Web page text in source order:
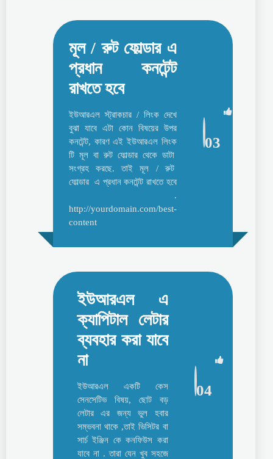
মূল / রুট ফোল্ডার এ
প্রধান কনটেন্ট
রাখতে হবে
ইউআরএল স্ট্রাকচার / লিংক দেখে
বুঝা যাবে এটা কোন বিষয়ের উপর
কনটেন্ট, কারণ এই ইউআরএল লিংক
টি মূল বা রুট ফোল্ডার থেকে ডাটা
সংগ্রহ করছে. তাই মূল / রুট
ফোল্ডার এ প্রধান কনটেন্ট রাখতে হবে
.
http://yourdomain.com/best-
content
03
ইউআরএল এ
ক্যাপিটাল লেটার
ব্যবহার করা যাবে
না
ইউআরএল একটি কেস
সেনসেটিভ বিষয়, ছোট বড়
লেটার এর জন্য ভুল হবার
সম্ভবনা থাকে ,তাই ভিসিটর বা
সার্চ ইঞ্জিন কে কনফিউস করা
যাবে না . তারা যেন খুব সহজে
04